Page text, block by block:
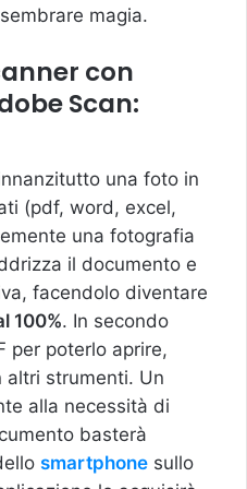
magia.
con
Scan:
una foto in
(pdf, word, excel,
una fotografia
il documento e
facendolo diventare
100%. In secondo
per poterlo aprire,
altri strumenti. Un
alla necessità di
basterà
smartphone sullo